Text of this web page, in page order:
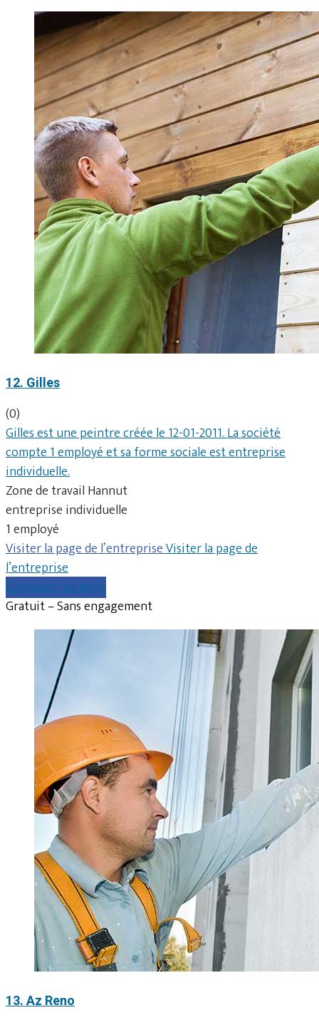
12. Gilles
(0)
Gilles est une peintre créée le 12-01-2011. La société
compte 1 employé et sa forme sociale est entreprise
individuelle.
Zone de travail Hannut
entreprise individuelle
1 employé
Visiter la page de l’entrepriseVisiter la page de
l’entreprise
Comparer les devis
Gratuit – Sans engagement
13. Az Reno